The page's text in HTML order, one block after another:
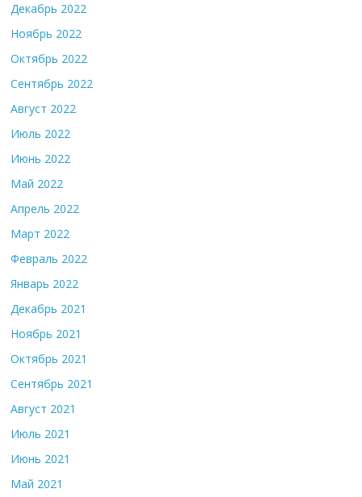
Декабрь 2022
Ноябрь 2022
Октябрь 2022
Сентябрь 2022
Август 2022
Июль 2022
Июнь 2022
Май 2022
Апрель 2022
Март 2022
Февраль 2022
Январь 2022
Декабрь 2021
Ноябрь 2021
Октябрь 2021
Сентябрь 2021
Август 2021
Июль 2021
Июнь 2021
Май 2021